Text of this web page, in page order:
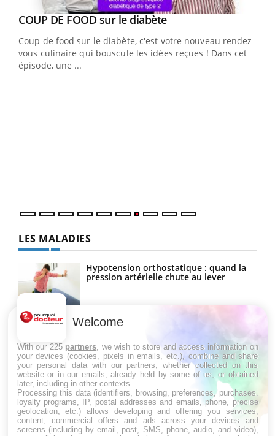
Youtube
COUP DE FOOD sur le diabèteYoutube
Coup de food sur le diabète, c'est votre nouveau rendez-
vous culinaire qui bouscule les idées reçues ! Dans cet
épisode, une ...
LES MALADIES
Hypotension orthostatique : quand la
pression artérielle chute au lever
Drépanocytose : une déformation des
Maladie de Charcot (Sclérose latérale
amyotrophique)
Welcome
With our 225 partners , we wish to store and access information on
your devices (cookies, pixels in emails, etc.), combine and share
your personal data with our partners, whether collected on this
website or in our emails, already held by some of us, or obtained
later, including in other contexts.
Processing this data (identifiers, browsing, preferences, purchases,
loyalty programs, IP, postal addresses and emails, phone, precise
geolocation, etc.) allows developing and offering you services,
content, commercial offers and ads across your devices and
screens (including by email, post, SMS, phone, audio, and video),